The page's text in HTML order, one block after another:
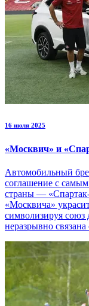
16 июля 2025
«Москвич» и
Автомобильный
соглашение с
страны —
«Москвича»
символизируя союз
неразрывно